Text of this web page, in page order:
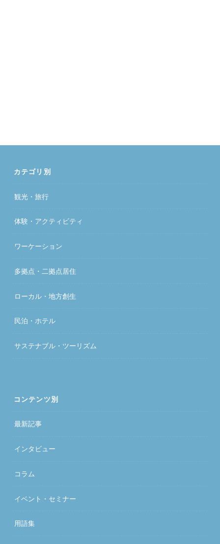
カテゴリ別
観光・旅行
体験・アクティビティ
ワーケーション
多拠点・二拠点居住
ローカル・地方創生
民泊・ホテル
サステナブル・ツーリズム
コンテンツ別
最新記事
インタビュー
コラム
イベント・セミナー
用語集